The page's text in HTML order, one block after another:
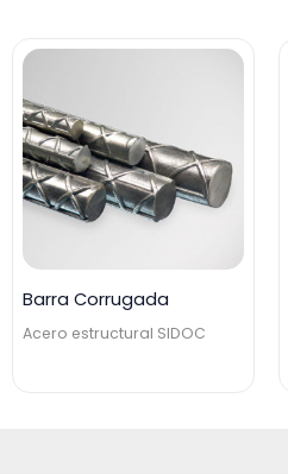
Barra Corrugada
Acero estructural SIDOC